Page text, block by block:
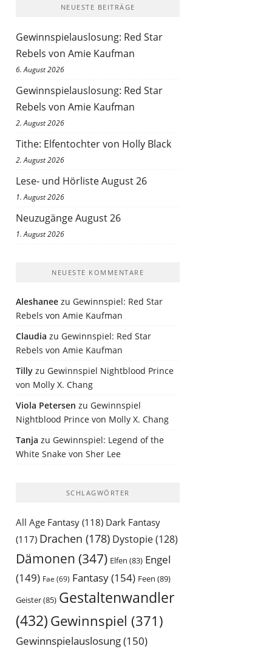
NEUESTE BEITRÄGE
Gewinnspielauslosung: Red Star
Rebels von Amie Kaufman
6. August 2026
Gewinnspielauslosung: Red Star
Rebels von Amie Kaufman
2. August 2026
Tithe: Elfentochter von Holly Black
2. August 2026
Lese- und Hörliste August 26
1. August 2026
Neuzugänge August 26
1. August 2026
NEUESTE KOMMENTARE
Aleshanee zu Gewinnspiel: Red Star
Rebels von Amie Kaufman
Claudia zu Gewinnspiel: Red Star
Rebels von Amie Kaufman
Tilly zu Gewinnspiel Nightblood Prince
von Molly X. Chang
Viola Petersen zu Gewinnspiel
Nightblood Prince von Molly X. Chang
Tanja zu Gewinnspiel: Legend of the
White Snake von Sher Lee
SCHLAGWÖRTER
All Age Fantasy (118) Dark Fantasy
(117) Drachen (178) Dystopie(128)
Dämonen (347) Elfen (83) Engel
(149) Fae (69) Fantasy(154) Feen (89)
Geister(85) Gestaltenwandler
(432) Gewinnspiel (371)
Gewinnspielauslosung(150)